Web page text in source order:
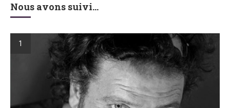
Nous avons suivi…